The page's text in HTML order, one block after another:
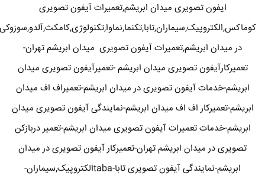
ایفون تصویری میدان ابریشم,تعمیرات آیفون تصویری
کوماکس,الکتروپیک,سیماران,تابا,تکنما,نماوا,تکنولوژی,کامکث,آلدو,سوزوکی
در میدان ابریشم,تعمیرات آیفون تصویری میدان ابریشم تهران-
تعمیرکارآیفون تصویری میدان ابریشم -تعمیرآیفون تصویری میدان
ابریشم-خدمات آیفون تصویری در میدان ابریشم-تعمیراف اف میدان
ابریشم-تعمیرکار اف اف میدان ابریشم-نمایندگی آیفون تصویری میدان
ابریشم-خدمات تعمیرات آیفون تصویری میدان ابریشم-تعمیر دربازکن
تصویری در میدان ابریشم تهران-تعمیرکار آیفون تصویری در میدان
ابریشم-نمایندگی آیفون تصویری تابا-tabaالکتروپیک,سیماران-